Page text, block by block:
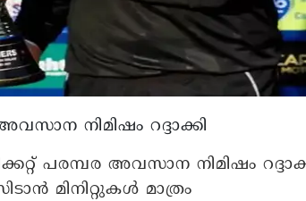
നിമിഷം റദ്ദാക്കി
പരമ്പര അവസാന നിമിഷം
മിനിറ്റുകള്‍ മാത്രം